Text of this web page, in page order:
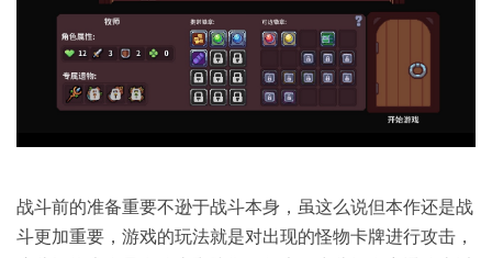
战斗前的准备重要不逊于战斗本身，虽这么说但本作还是战
斗更加重要，游戏的玩法就是对出现的怪物卡牌进行攻击，